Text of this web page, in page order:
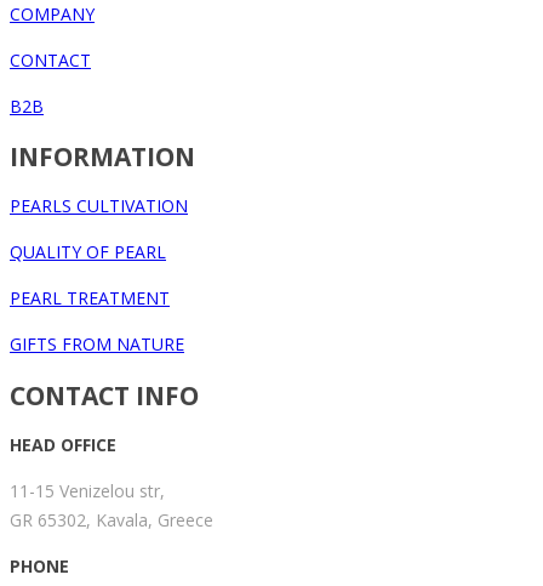
COMPANY
CONTACT
B2B
INFORMATION
PEARLS CULTIVATION
QUALITY OF PEARL
PEARL TREATMENT
GIFTS FROM NATURE
CONTACT INFO
HEAD OFFICE
11-15 Venizelou str,
GR 65302, Kavala, Greece
PHONE